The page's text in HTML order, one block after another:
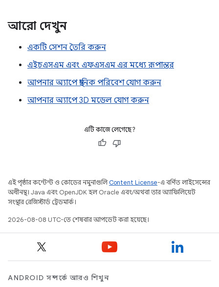
আরো দেখুন
একটি সেশন তৈরি করুন
এইচএসএম এবং এফএসএম এর মধ্যে রূপান্তর
আপনার অ্যাপে স্থানিক পরিবেশ যোগ করুন
আপনার অ্যাপে 3D মডেল যোগ করুন
এটি কাজে লেগেছে?
এই পৃষ্ঠার কন্টেন্ট ও কোডের নমুনাগুলিContent License-এ বর্ণিত লাইসেন্সের
অধীনস্থ। Java এবং OpenJDK হল Oracle এবং/অথবা তার অ্যাফিলিয়েট
সংস্থার রেজিস্টার্ড ট্রেডমার্ক।
2026-08-08 UTC-তে শেষবার আপডেট করা হয়েছে।
ANDROID সম্পর্কে আরও শিখুন